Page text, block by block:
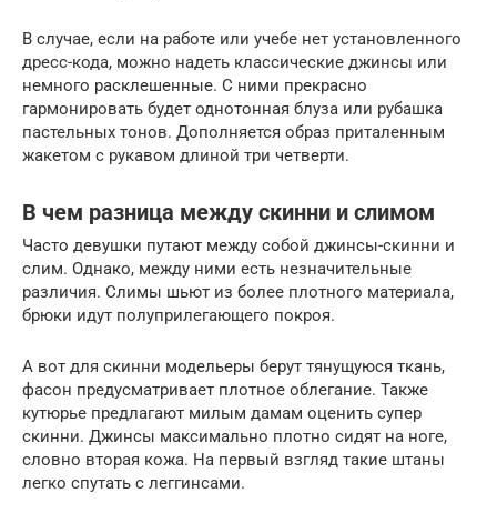
В случае, если на работе или учебе нет установленного
дресс-кода, можно надеть классические джинсы или
немного расклешенные. С ними прекрасно
гармонировать будет однотонная блуза или рубашка
пастельных тонов. Дополняется образ приталенным
жакетом с рукавом длиной три четверти.
В чем разница между скинни и слимом
Часто девушки путают между собой джинсы-скинни и
слим. Однако, между ними есть незначительные
различия. Слимы шьют из более плотного материала,
брюки идут полуприлегающего покроя.
А вот для скинни модельеры берут тянущуюся ткань,
фасон предусматривает плотное облегание. Также
кутюрье предлагают милым дамам оценить супер
скинни. Джинсы максимально плотно сидят на ноге,
словно вторая кожа. На первый взгляд такие штаны
легко спутать с леггинсами.